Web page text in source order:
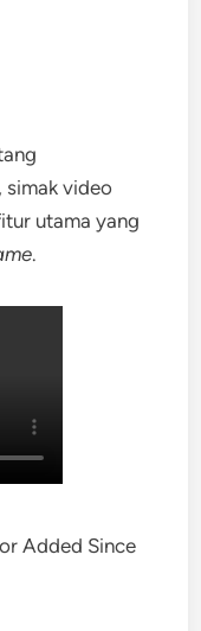
, simak video
utama yang
.
Added Since